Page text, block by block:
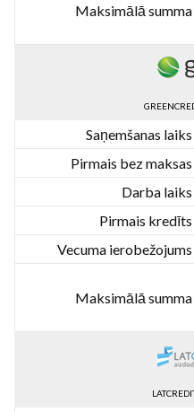
Maksimālā summa
Saņemšanas laiks
Pirmais bez maksas
Darba laiks
Pirmais kredīts
Vecuma ierobežojums
Maksimālā summa